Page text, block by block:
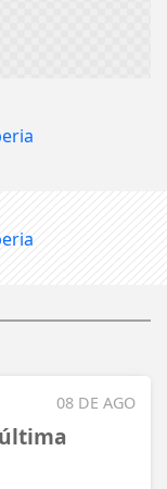
08 DE AGO